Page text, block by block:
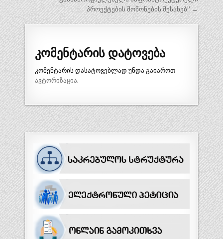
პროექტების მოწონების შესახებ” →
კომენტარის დატოვება
კომენტარის დასატოვებლად უნდა გაიაროთ
ავტორიზაცია.